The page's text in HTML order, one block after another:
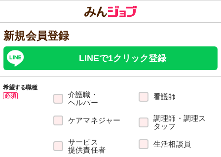
新規会員登録
LINEで1クリック登録
希望する職種
必須
介護職・
ヘルパー
看護師
ケアマネジャー
調理師・調理ス
タッフ
サービス
提供責任者
生活相談員